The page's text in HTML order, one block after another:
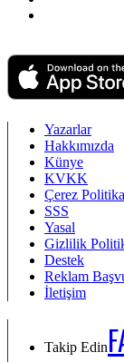
Yazarlar
Hakkımızda
Künye
KVKK
Çerez
SSS
Yasal
Gizlilik
Destek
Reklam
İletişim
Takip Edin